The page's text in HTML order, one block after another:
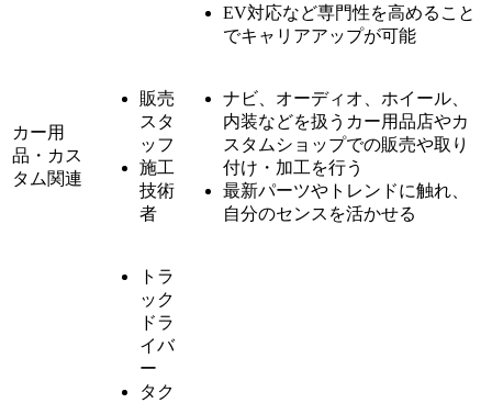
EV対応など専門性を高めること
でキャリアアップが可能
カー用
品・カス
タム関連
販売
スタ
ッフ
施工
技術
者
ナビ、オーディオ、ホイール、
内装などを扱うカー用品店やカ
スタムショップでの販売や取り
付け・加工を行う
最新パーツやトレンドに触れ、
自分のセンスを活かせる
トラ
ック
ドラ
イバ
ー
タク